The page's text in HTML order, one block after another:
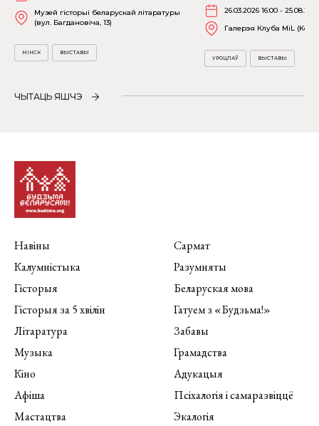
Музей гісторыі беларускай літаратуры
(вул. Багдановіча, 13)
МІНСК ВЫСТАВЫ
26.03.2026 16:00 -
Галерэя Клуба MiL
УРОЦЛАЎ ВЫСТАВЫ
ЧЫТАЦЬ ЯШЧЭ
Навіны
Калумністыка
Гісторыя
Гісторыя за 5 хвілін
Літаратура
Музыка
Кіно
Афіша
Мастацтва
Сармат
Разумняты
Беларуская мова
Гатуем з «Будзьма!»
Забавы
Грамадства
Адукацыя
Псіхалогія і самаразвіццё
Экалогія